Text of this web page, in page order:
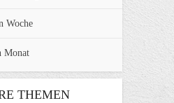
Woche
Monat
THEMEN